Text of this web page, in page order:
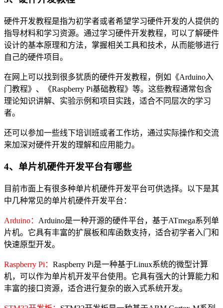
硬件开发教程是指为初学者或者希望学习硬件开发的人提供的
指导材料和学习资源。通过学习硬件开发教程，可以了解硬件
设计的基本原理和方法，掌握相关工具和技术，从而能够进行
自己的硬件项目。
在网上可以找到很多犹质的硬件开发教程，例如《Arduino入
门教程》、《Raspberry Pi基础教程》等。这些教程通常包含
理论知识讲解、实验示例和项目实践，适合不同层次的学习
者。
还可以参加一些线下培训班或者工作坊，通过实际操作和交流
来加深对硬件开发的理解和应用能力。
4、单片机硬件开发平台有哪些
目前市面上有很多种单片机硬件开发平台可供选择。以下是其
中几种常见的单片机硬件开发平台：
Arduino： Arduino是一种开源的硬件平台，基于ATmega系列单
片机。它具有丰富的扩展板和库函数支持，适合初学者入门和
快速原型开发。
Raspberry Pi： Raspberry Pi是一种基于Linux系统的微型计算
机，可以作为单片机开发平台使用。它具有强大的计算能力和
丰富的接口资源，适合进行复杂的嵌入式系统开发。